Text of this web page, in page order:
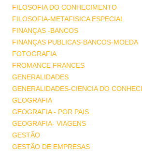
FILOSOFIA DO CONHECIMENTO
FILOSOFIA-METAFISICA ESPECIAL
FINANÇAS -BANCOS
FINANÇAS PUBLICAS-BANCOS-MOEDA
FOTOGRAFIA
FROMANCE FRANCES
GENERALIDADES
GENERALIDADES-CIENCIA DO
GEOGRAFIA
GEOGRAFIA - POR PAIS
GEOGRAFIA- VIAGENS
GESTÃO
GESTÃO DE EMPRESAS